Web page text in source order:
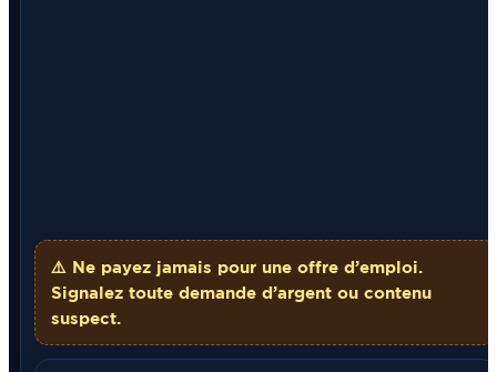
⚠️ Ne payez jamais pour une offre d’emploi.
Signalez toute demande d’argent ou contenu
suspect.